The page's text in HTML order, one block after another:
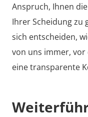
Anspruch, Ihnen
Ihrer Scheidung zu
sich entscheiden,
von uns immer,
eine transparente